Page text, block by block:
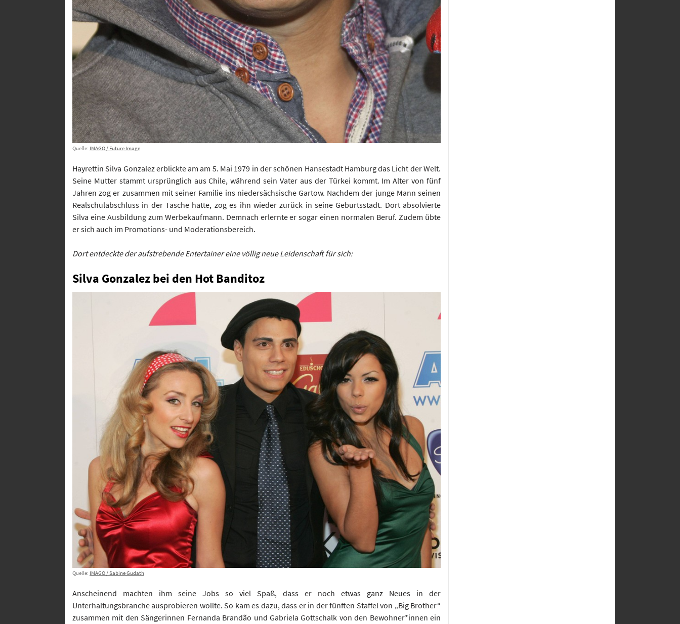
Quelle: IMAGO / Future Image
Hayrettin Silva Gonzalez erblickte am am 5. Mai 1979 in der schönen Hansestadt Hamburg das Licht der Welt.
Seine Mutter stammt ursprünglich aus Chile, während sein Vater aus der Türkei kommt. Im Alter von fünf
Jahren zog er zusammen mit seiner Familie ins niedersächsische Gartow. Nachdem der junge Mann seinen
Realschulabschluss in der Tasche hatte, zog es ihn wieder zurück in seine Geburtsstadt. Dort absolvierte
Silva eine Ausbildung zum Werbekaufmann. Demnach erlernte er sogar einen normalen Beruf. Zudem übte
er sich auch im Promotions- und Moderationsbereich.
Dort entdeckte der aufstrebende Entertainer eine völlig neue Leidenschaft für sich:
Silva Gonzalez bei den Hot Banditoz
Quelle: IMAGO / Sabine Gudath
Anscheinend machten ihm seine Jobs so viel Spaß, dass er noch etwas ganz Neues in der
Unterhaltungsbranche ausprobieren wollte. So kam es dazu, dass er in der fünften Staffel von „Big Brother“
zusammen mit den Sängerinnen Fernanda Brandão und Gabriela Gottschalk von den Bewohner*innen ein